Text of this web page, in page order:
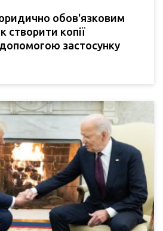
обов'язковим
створити копії
застосунку